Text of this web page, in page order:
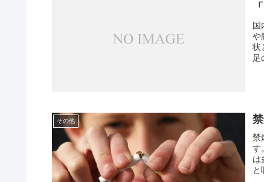
国
や
状
足
その他
禁
す
は
と